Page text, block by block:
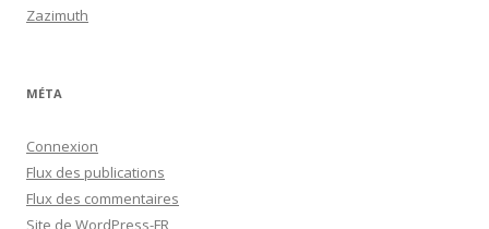
Zazimuth
MÉTA
Connexion
Flux des publications
Flux des commentaires
Site de WordPress-FR